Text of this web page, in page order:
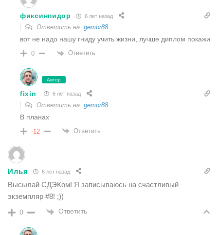
фиксинпидор 6 лет назад
Ответить на gemor88
вот не надо нашу гниду учить жизни, лучше диплом покажи
0 Ответить
Автор
fixin 6 лет назад
Ответить на gemor88
В планах
-12 Ответить
Илья 6 лет назад
Высылай СДЭКом! Я записываюсь на счастливый
экземпляр #8! ;))
0 Ответить